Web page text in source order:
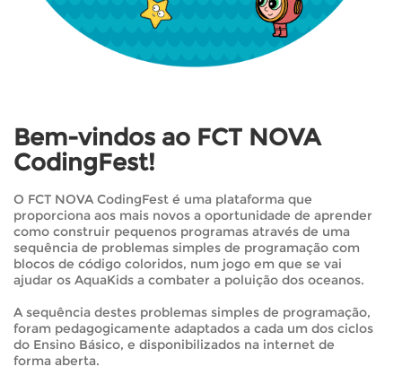
Bem-vindos ao FCT NOVA
CodingFest!
O FCT NOVA CodingFest é uma plataforma que
proporciona aos mais novos a oportunidade de aprender
como construir pequenos programas através de uma
sequência de problemas simples de programação com
blocos de código coloridos, num jogo em que se vai
ajudar os AquaKids a combater a poluição dos oceanos.
A sequência destes problemas simples de programação,
foram pedagogicamente adaptados a cada um dos ciclos
do Ensino Básico, e disponibilizados na internet de
forma aberta.